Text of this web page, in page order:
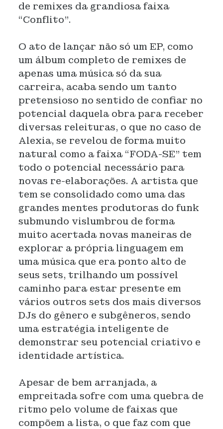
de remixes da grandiosa faixa
“Conflito”.
O ato de lançar não só um EP, como
um álbum completo de remixes de
apenas uma música só da sua
carreira, acaba sendo um tanto
pretensioso no sentido de confiar no
potencial daquela obra para receber
diversas releituras, o que no caso de
Alexia, se revelou de forma muito
natural como a faixa “FODA-SE” tem
todo o potencial necessário para
novas re-elaborações. A artista que
tem se consolidado como uma das
grandes mentes produtoras do funk
submundo vislumbrou de forma
muito acertada novas maneiras de
explorar a própria linguagem em
uma música que era ponto alto de
seus sets, trilhando um possível
caminho para estar presente em
vários outros sets dos mais diversos
DJs do gênero e subgêneros, sendo
uma estratégia inteligente de
demonstrar seu potencial criativo e
identidade artística.
Apesar de bem arranjada, a
empreitada sofre com uma quebra de
ritmo pelo volume de faixas que
compõem a lista, o que faz com que